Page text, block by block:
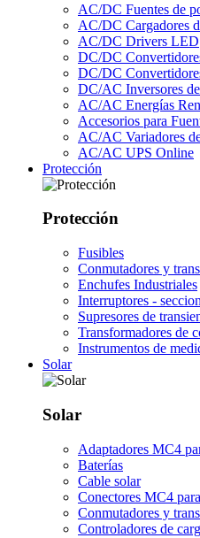
AC/DC Fuentes de
AC/DC Cargadores
AC/DC Drivers LED
DC/DC
DC/DC
DC/AC Inversores
AC/AC Energías
Accesorios para
AC/AC Variadores
AC/AC UPS Online
Protección
Protección
Fusibles
Conmutadores y
Enchufes Industriales
Interruptores -
Supresores de
Transformadores de
Instrumentos de
Solar
Solar
Adaptadores MC4
Baterías
Cable solar
Conectores MC4
Conmutadores y
Controladores de